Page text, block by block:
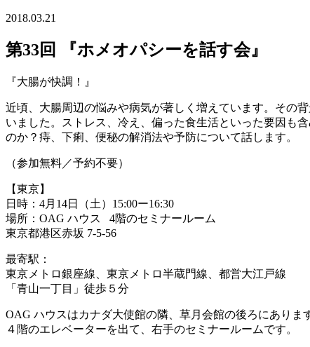
2018.03.21
第33回 『ホメオパシーを話す会』
『大腸が快調！』
近頃、大腸周辺の悩みや病気が著しく増えています。その
いました。ストレス、冷え、偏った食生活といった要因も
のか？痔、下痢、便秘の解消法や予防について話します。
（参加無料／予約不要）
【東京】
日時：4月14日（土）15:00ー16:30
場所：OAG ハウス 4階のセミナールーム
東京都港区赤坂 7-5-56
最寄駅：
東京メトロ銀座線、東京メトロ半蔵門線、都営大江戸線
「青山一丁目」徒歩５分
OAG ハウスはカナダ大使館の隣、草月会館の後ろにありま
４階のエレベーターを出て、右手のセミナールームです。